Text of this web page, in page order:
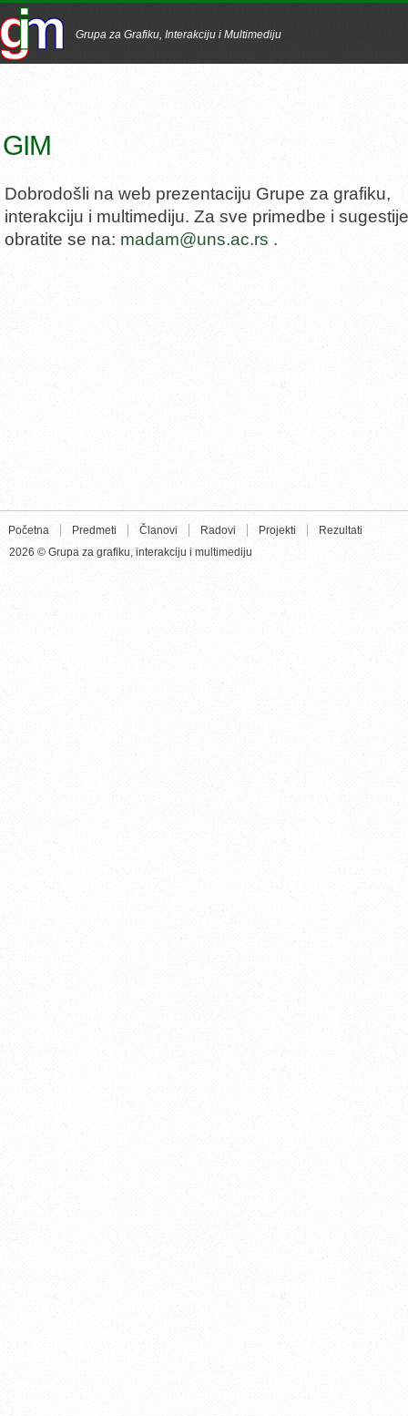
Grupa za Grafiku, Interakciju i Multimediju
GIM
Dobrodošli na web prezentaciju Grupe za grafiku,
interakciju i multimediju. Za sve primedbe i sugestije
obratite se na: madam@uns.ac.rs .
Početna Predmeti Članovi Radovi Projekti
Rezultati
2026 © Grupa za grafiku, interakciju i multimediju